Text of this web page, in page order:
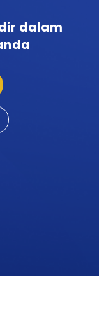
dalam